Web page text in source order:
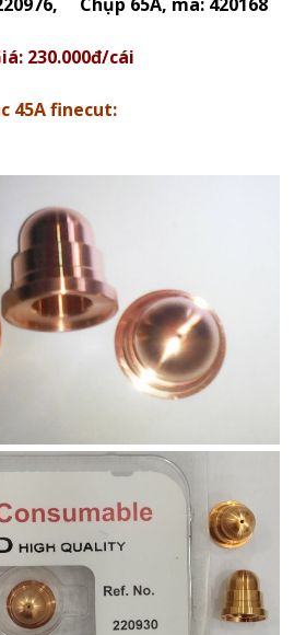
230.000đ/cái
45A finecut: